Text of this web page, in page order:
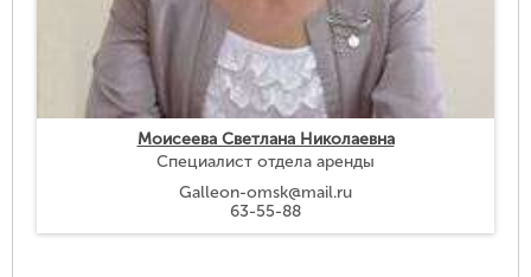
Моисеева Светлана Николаевна
Специалист отдела аренды
Galleon-omsk@mail.ru
63-55-88